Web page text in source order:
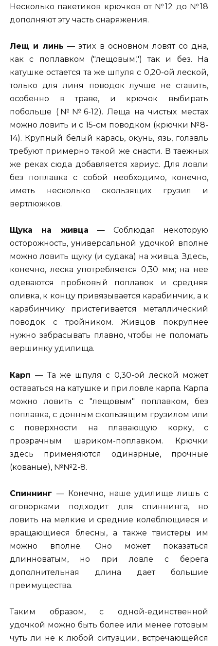
Несколько пакетиков крючков от №12 до №18
дополняют эту часть снаряжения.
Лещ и линь — этих в основном ловят со дна,
как с поплавком ("лещовым,") так и без. На
катушке остается та же шпуля с 0,20-ой леской,
только для линя поводок лучше не ставить,
особенно в траве, и крючок выбирать
побольше (№№6-12). Леща на чистых местах
можно ловить и с 15-cм поводком (крючки №8-
14). Крупный белый карась, окунь, язь, голавль
требуют примерно такой же снасти. В таежных
же реках сюда добавляется хариус. Для ловли
без поплавка с собой необходимо, конечно,
иметь несколько скользящих грузил и
вертлюжков.
Щука на живца — Соблюдая некоторую
осторожность, универсальной удочкой вполне
можно ловить щуку (и судака) на живца. Здесь,
конечно, леска употребляется 0,30 мм; на нее
одеваются пробковый поплавок и средняя
оливка, к концу привязывается карабинчик, а к
карабинчику пристегивается металлический
поводок с тройником. Живцов покрупнее
нужно забрасывать плавно, чтобы не поломать
вершинку удилища.
Карп— Та же шпуля с 0,30-ой леской может
оставаться на катушке и при ловле карпа. Карпа
можно ловить с "лещовым" поплавком, без
поплавка, с донным скользящим грузилом или
с поверхности на плавающую корку, с
прозрачным шариком-поплавком. Крючки
здесь применяются одинарные, прочные
(кованые), №№2-8.
Спиннинг — Конечно, наше удилище лишь с
оговорками подходит для спиннинга, но
ловить на мелкие и средние колеблющиеся и
вращающиеся блесны, а также твистеры им
можно вполне. Оно может показаться
длинноватым, но при ловле с берега
дополнительная длина дает большие
преимущества.
Таким образом, с одной-единственной
удочкой можно быть более или менее готовым
чуть ли не к любой ситуации, встречающейся